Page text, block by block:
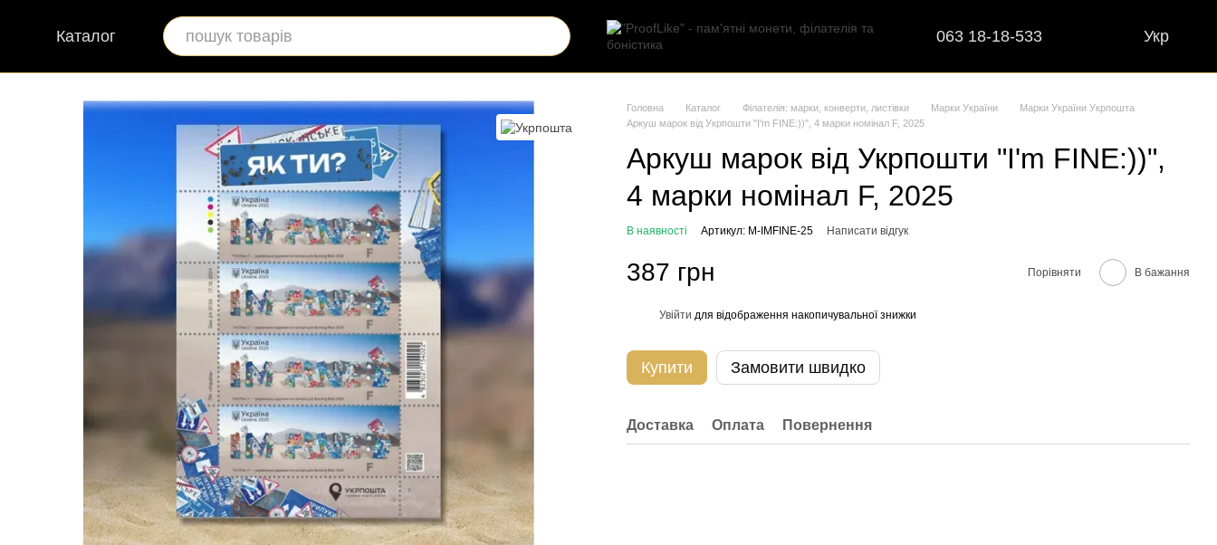
Перейти до основного контенту
Каталог 063 18-18-533 Укр
Головна Каталог Філателія: марки, конверти, листівки Марки України
Марки України Укрпошта
Аркуш марок від Укрпошти "I'm FINE:))", 4 марки номінал F, 2025
Аркуш марок від Укрпошти "I'm FINE:))",
4 марки номінал F, 2025
В наявності Артикул: M-IMFINE-25 Написати відгук
387 грн Порівняти В бажання
Увійти для відображення накопичувальної знижки
Купити Замовити швидко
Доставка Оплата Повернення